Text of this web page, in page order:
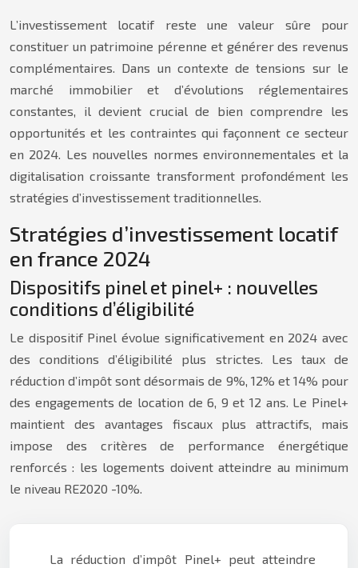
L’investissement locatif reste une valeur sûre pour
constituer un patrimoine pérenne et générer des revenus
complémentaires. Dans un contexte de tensions sur le
marché immobilier et d’évolutions réglementaires
constantes, il devient crucial de bien comprendre les
opportunités et les contraintes qui façonnent ce secteur
en 2024. Les nouvelles normes environnementales et la
digitalisation croissante transforment profondément les
stratégies d’investissement traditionnelles.
Stratégies d’investissement locatif
en france 2024
Dispositifs pinel et pinel+ : nouvelles
conditions d’éligibilité
Le dispositif Pinel évolue significativement en 2024 avec
des conditions d’éligibilité plus strictes. Les taux de
réduction d’impôt sont désormais de 9%, 12% et 14% pour
des engagements de location de 6, 9 et 12 ans. Le Pinel+
maintient des avantages fiscaux plus attractifs, mais
impose des critères de performance énergétique
renforcés : les logements doivent atteindre au minimum
le niveau RE2020 -10%.
La réduction d’impôt Pinel+ peut atteindre